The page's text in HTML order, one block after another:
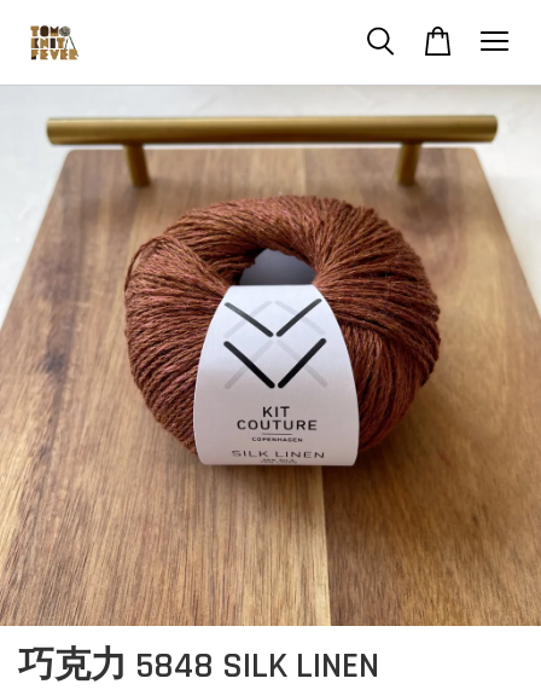
巧克力 5848 SILK LINEN